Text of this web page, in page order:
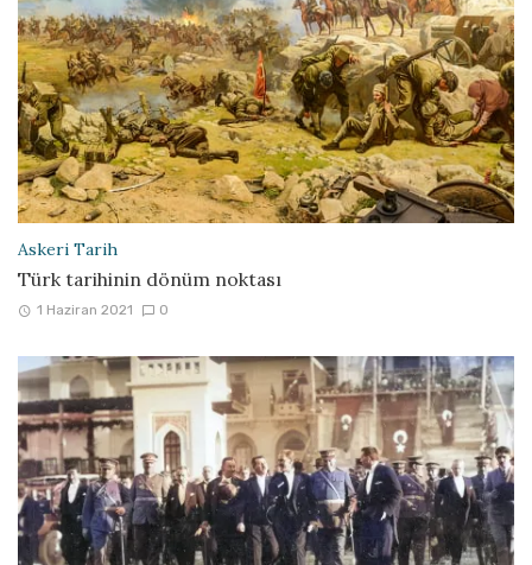
Askeri Tarih
Türk tarihinin dönüm noktası
1 Haziran 2021 0